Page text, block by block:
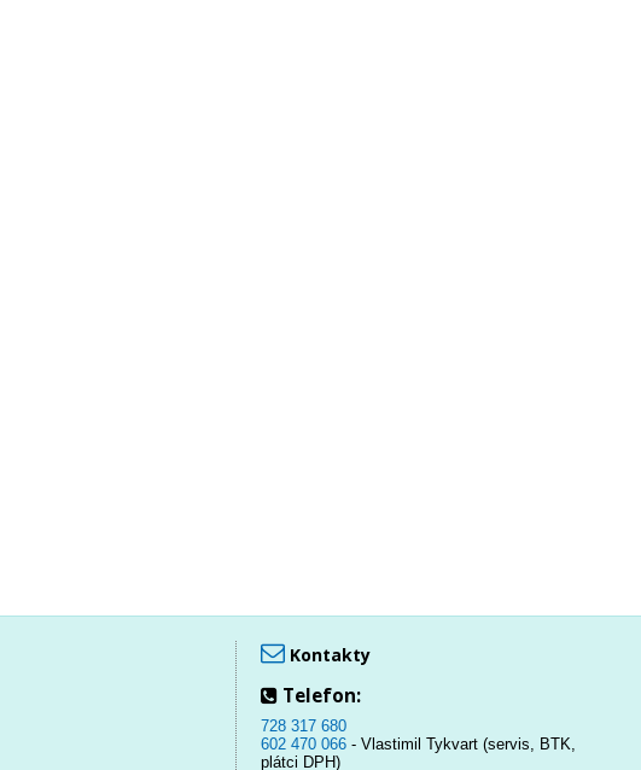
Kontakty
Telefon:
728 317 680
602 470 066 - Vlastimil Tykvart (servis, BTK,
plátci DPH)